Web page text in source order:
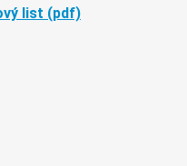
list (pdf)